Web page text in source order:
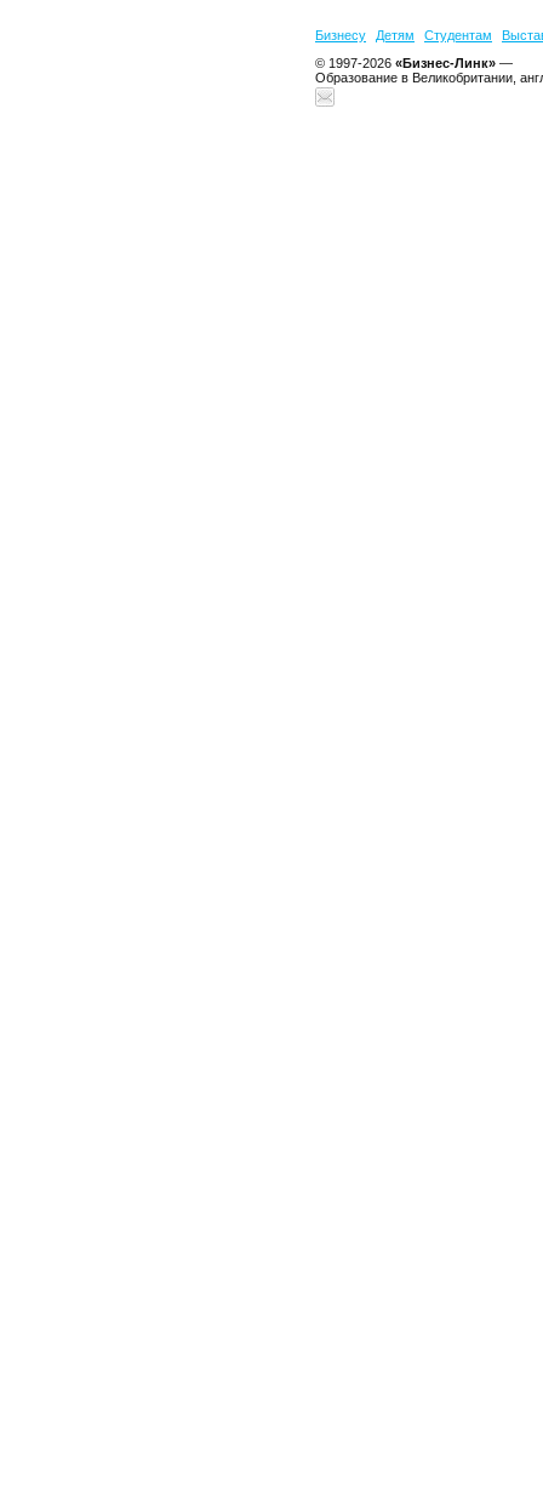
Бизнесу Детям Студентам
© 1997-2026 «Бизнес-Линк» —
Образование в Великобритании,